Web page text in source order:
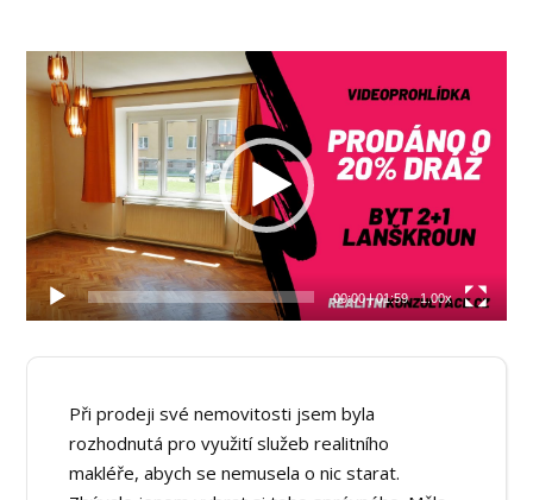
Video
přehrávač
00:00|01:59 1.00x
Při prodeji své nemovitosti jsem byla
rozhodnutá pro využití služeb realitního
makléře, abych se nemusela o nic starat.